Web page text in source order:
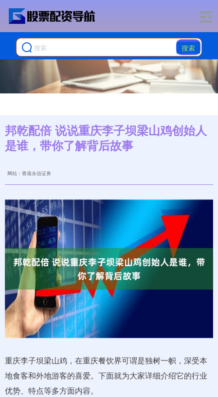
搜索
邦乾配倍 说说重庆李子坝梁山鸡创始人
是谁，带你了解背后故事
网站：香港永信证券
重庆李子坝梁山鸡，在重庆餐饮界可谓是独树一帜，深受本
地食客和外地游客的喜爱。下面就为大家详细介绍它的行业
优势、特点等多方面内容。